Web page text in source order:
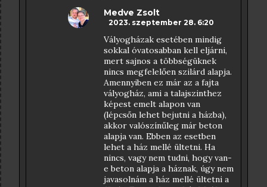
Medve Zsolt
2023. szeptember 28. 6:20
Vályogházak esetében mindig
sokkal óvatosabban kell eljárni,
mert sajnos a többségüknek
nincs megfelelően szilárd alapja.
Amennyiben ez már az a fajta
vályogház, ami a talajszinthez
képest emelt alapon van
(lépcsőn lehet bejutni a házba),
akkor valószínűleg már beton
alapja van. Ebben az esetben
lehet a ház mellé ültetni. Ha
nincs, vagy nem tudni, hogy van-
e beton alapja a háznak, úgy nem
javasolnám a ház mellé ültetni a